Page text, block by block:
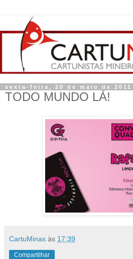
sexta-feira, 20 de maio de 2011
TODO MUNDO LÁ!
CartuMinas às 17:39
Compartilhar